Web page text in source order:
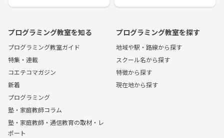
プログラミング教室を知る
プログラミング教室ガイド
特集・連載
コエテコマガジン
新着
プログラミング
塾・家庭教師コラム
塾・家庭教師・通信教育の取材・レ
ポート
プログラミング教室を探す
地域や駅・路線から探す
スクール名から探す
特徴から探す
現在地から探す